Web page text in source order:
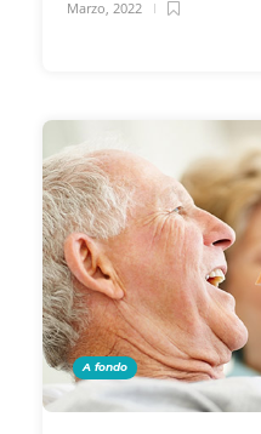
Marzo, 2022
A fondo